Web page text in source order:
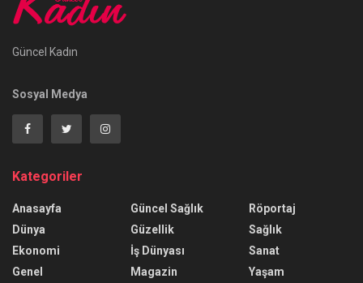
Güncel Kadın
Sosyal Medya
Kategoriler
Anasayfa
Dünya
Ekonomi
Genel
Güncel Sağlık
Güzellik
İş Dünyası
Magazin
Röportaj
Sağlık
Sanat
Yaşam